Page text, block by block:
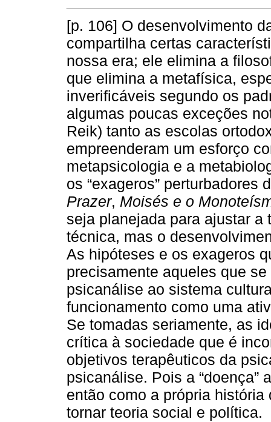
[p. 106] O desenvolvimento
compartilha certas
nossa era; ele elimina a
que elimina a metafísica,
inverificáveis segundo os
algumas poucas exceções
Reik) tanto as escolas
empreenderam um esforço
metapsicologia e a
os “exageros” perturbadores
Prazer, Moisés e o
seja planejada para ajustar
técnica, mas o
As hipóteses e os exageros
precisamente aqueles que
psicanálise ao sistema
funcionamento como uma
Se tomadas seriamente, as
crítica à sociedade que é
objetivos terapêuticos da
psicanálise. Pois a “doença”
então como a própria
tornar teoria social e política.